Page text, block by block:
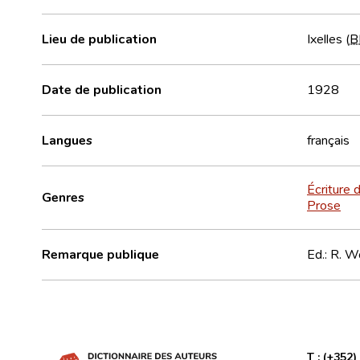
Lieu de publication Ixelles (
Date de publication 1928
Langues français
Genres
Écriture
Prose
Remarque publique Ed.: R.
T :